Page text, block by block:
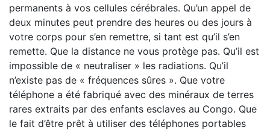
permanents à vos cellules cérébrales. Qu’un appel de
deux minutes peut prendre des heures ou des jours à
votre corps pour s’en remettre, si tant est qu’il s’en
remette. Que la distance ne vous protège pas. Qu’il est
impossible de « neutraliser » les radiations. Qu’il
n’existe pas de « fréquences sûres ». Que votre
téléphone a été fabriqué avec des minéraux de terres
rares extraits par des enfants esclaves au Congo. Que
le fait d’être prêt à utiliser des téléphones portables